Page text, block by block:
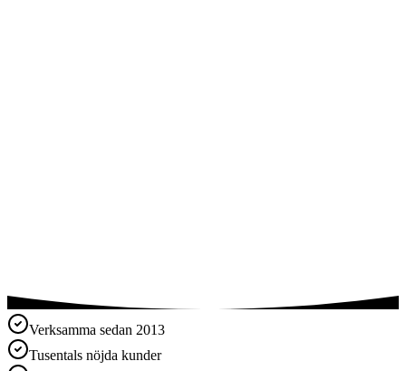
Verksamma sedan 2013
Tusentals nöjda kunder